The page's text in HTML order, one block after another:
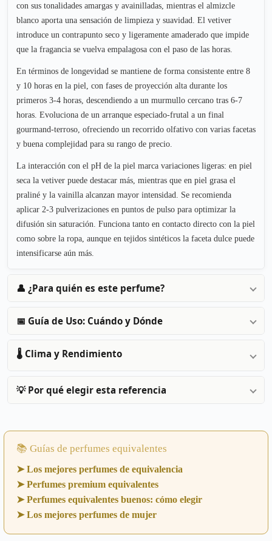
con sus tonalidades amargas y avainilladas, mientras el almizcle
blanco aporta una sensación de limpieza y suavidad. El vetiver
introduce un contrapunto seco y ligeramente amaderado que impide
que la fragancia se vuelva empalagosa con el paso de las horas.
En términos de longevidad se mantiene de forma consistente entre 8
y 10 horas en la piel, con fases de proyección alta durante los
primeros 3-4 horas, descendiendo a un murmullo cercano tras 6-7
horas. Evoluciona de un arranque especiado-frutal a un final
gourmand-terroso, ofreciendo un recorrido olfativo con varias facetas
y buena complejidad para su rango de precio.
La interacción con el pH de la piel marca variaciones ligeras: en piel
seca la vetiver puede destacar más, mientras que en piel grasa el
praliné y la vainilla alcanzan mayor intensidad. Se recomienda
aplicar 2-3 pulverizaciones en puntos de pulso para optimizar la
difusión sin saturación. Funciona tanto en contacto directo con la piel
como sobre la ropa, aunque en tejidos sintéticos la faceta dulce puede
intensificarse aún más.
👤 ¿Para quién es este perfume?
📅 Guía de Uso: Cuándo y Dónde
🌡️ Clima y Rendimiento
💡 Por qué elegir esta referencia
📚 Guías de perfumes equivalentes
➤ Los mejores perfumes de equivalencia
➤ Perfumes premium equivalentes
➤ Perfumes equivalentes buenos: cómo elegir
➤ Los mejores perfumes de mujer